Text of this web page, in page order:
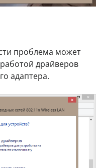
проблема может
драйверов
адаптера.